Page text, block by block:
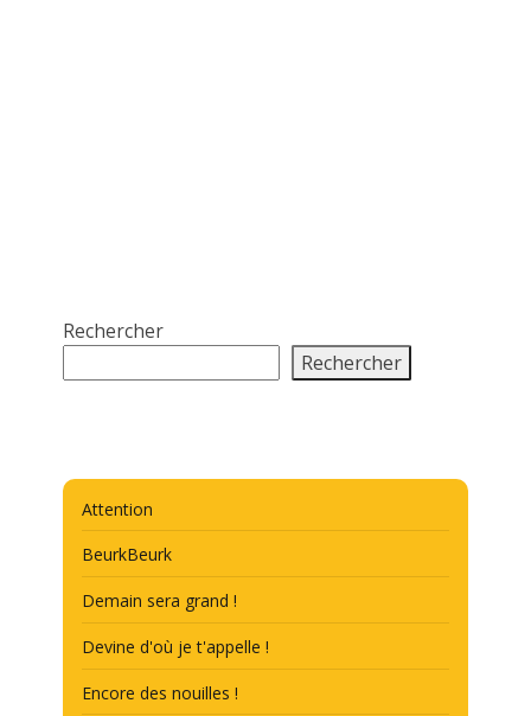
Rechercher
Rechercher
Attention
BeurkBeurk
Demain sera grand !
Devine d'où je t'appelle !
Encore des nouilles !